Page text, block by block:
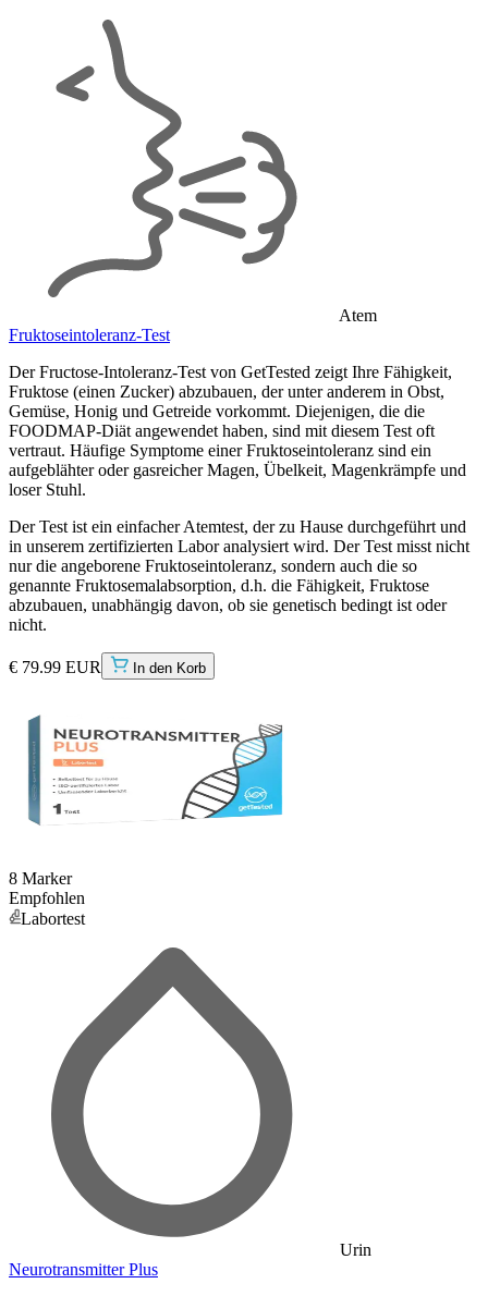
Atem
Fruktoseintoleranz-Test
Der Fructose-Intoleranz-Test von GetTested zeigt Ihre Fähigkeit,
Fruktose (einen Zucker) abzubauen, der unter anderem in Obst,
Gemüse, Honig und Getreide vorkommt. Diejenigen, die die
FOODMAP-Diät angewendet haben, sind mit diesem Test oft
vertraut. Häufige Symptome einer Fruktoseintoleranz sind ein
aufgeblähter oder gasreicher Magen, Übelkeit, Magenkrämpfe und
loser Stuhl.
Der Test ist ein einfacher Atemtest, der zu Hause durchgeführt und
in unserem zertifizierten Labor analysiert wird. Der Test misst nicht
nur die angeborene Fruktoseintoleranz, sondern auch die so
genannte Fruktosemalabsorption, d.h. die Fähigkeit, Fruktose
abzubauen, unabhängig davon, ob sie genetisch bedingt ist oder
nicht.
€ 79.99 EUR In den Korb
8 Marker
Empfohlen
Labortest
Urin
Neurotransmitter Plus